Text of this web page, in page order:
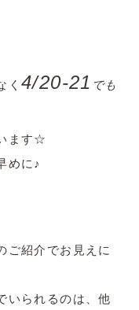
く4/20-21 でも
ます☆
めに♪
ご紹介でお見えに
いられるのは、他